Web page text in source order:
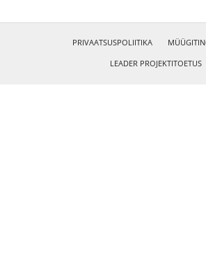
PRIVAATSUSPOLIITIKA
LEADER PROJEKTITOETUS